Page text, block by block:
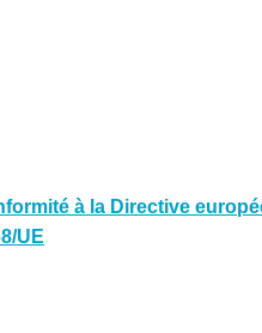
à la Directive
UE